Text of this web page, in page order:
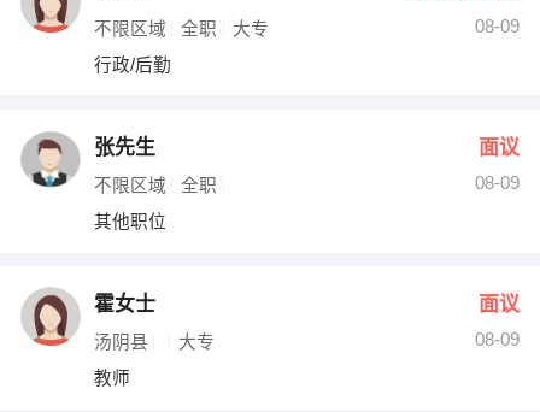
网络IT
收银员
水电/机修
编辑
不限区域 全职 大专
08-09
行政/后勤
张先生 面议
不限区域 全职
08-09
其他职位
霍女士 面议
汤阴县 大专
08-09
教师